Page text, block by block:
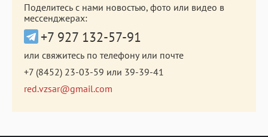
Поделитесь с нами новостью, фото или видео в
мессенджерах:
+7 927 132-57-91
или свяжитесь по телефону или почте
+7 (8452) 23-03-59 или 39-39-41
red.vzsar@gmail.com